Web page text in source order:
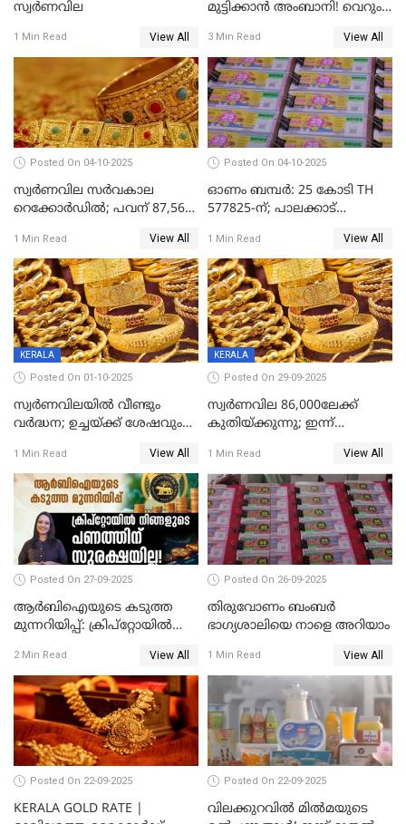
സ്വര്‍ണവില
1 Min Read View All
മുട്ടിക്കാൻ അംബാനി! വെറും
3 Min Read View All
Posted On 04-10-2025
സ്വര്‍ണവില സര്‍വകാല
റെക്കോര്‍ഡില്‍; പവന് 87,560
1 Min Read View All
Posted On 04-10-2025
ഓണം ബമ്പർ: 25 കോടി TH
577825-ന്; പാലക്കാട്
മുന്നിൽ
1 Min Read View All
KERALA
Posted On 01-10-2025
സ്വർണവിലയിൽ വീണ്ടും
വർദ്ധന; ഉച്ചയ്ക്ക് ശേഷവും
കൂടിയത് പവന് 2,760 രൂപ
1 Min Read View All
KERALA
Posted On 29-09-2025
സ്വര്‍ണവില 86,000ലേക്ക്
കുതിയ്ക്കുന്നു; ഇന്ന്
1040 രൂപ
1 Min Read View All
Posted On 27-09-2025
ആർബിഐയുടെ കടുത്ത
മുന്നറിയിപ്പ്: ക്രിപ്റ്റോയിൽ
സുരക്ഷയില്ല!
2 Min Read View All
Posted On 26-09-2025
തിരുവോണം ബംബര്‍
ഭാഗ്യശാലിയെ നാളെ അറിയാം
1 Min Read View All
Posted On 22-09-2025
KERALA GOLD RATE |
Posted On 22-09-2025
വിലക്കുറവിൽ മിൽമയുടെ